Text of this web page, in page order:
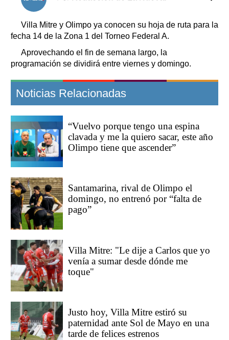
Clasificados
Suplementos
Servicios
Farmacias
Transportes
Datos Útiles
Fúnebres
Teléfonos de urgencia
Villa Mitre y Olimpo ya conocen su hoja de ruta para la
fecha 14 de la Zona 1 del Torneo Federal A.
Aprovechando el fin de semana largo, la
programación se dividirá entre viernes y domingo.
Noticias Relacionadas
“Vuelvo porque tengo una espina
clavada y me la quiero sacar, este año
Olimpo tiene que ascender”
Santamarina, rival de Olimpo el
domingo, no entrenó por “falta de
pago”
Villa Mitre: "Le dije a Carlos que yo
venía a sumar desde dónde me
toque"
Justo hoy, Villa Mitre estiró su
paternidad ante Sol de Mayo en una
tarde de felices estrenos